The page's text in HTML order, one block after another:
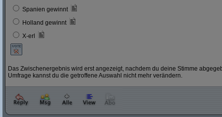
Spanien gewinnt
Holland gewinnt
X-erl
Das Zwischenergebnis wird erst angezeigt, nachdem du deine Stimme
Umfrage kannst du die getroffene Auswahl nicht mehr verändern.